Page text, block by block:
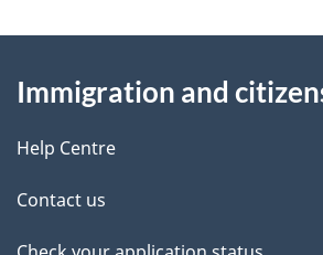
d
e
t
this
site
Immigration and
Help Centre
Contact us